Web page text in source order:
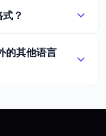
？
的其他语言